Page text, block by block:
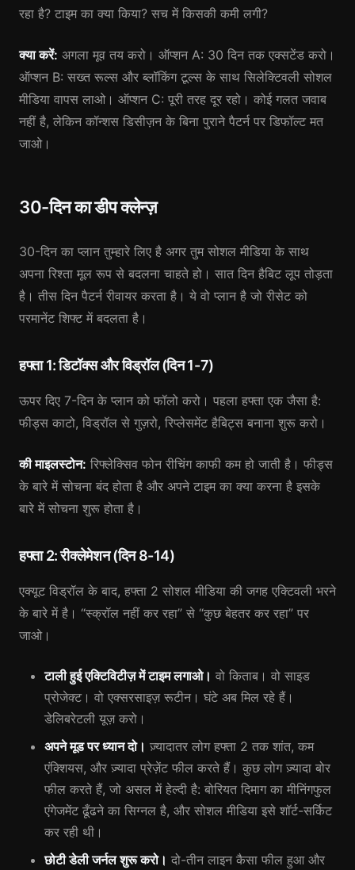
रहा है? टाइम का क्या किया? सच में किसकी कमी लगी?
क्या करें: अगला मूव तय करो। ऑप्शन A: 30 दिन तक एक्सटेंड करो।
ऑप्शन B: सख्त रूल्स और ब्लॉकिंग टूल्स के साथ सिलेक्टिवली सोशल
मीडिया वापस लाओ। ऑप्शन C: पूरी तरह दूर रहो। कोई गलत जवाब
नहीं है, लेकिन कॉन्शस डिसीज़न के बिना पुराने पैटर्न पर डिफॉल्ट मत
जाओ।
30-दिन का डीप क्लेन्ज़
30-दिन का प्लान तुम्हारे लिए है अगर तुम सोशल मीडिया के साथ
अपना रिश्ता मूल रूप से बदलना चाहते हो। सात दिन हैबिट लूप तोड़ता
है। तीस दिन पैटर्न रीवायर करता है। ये वो प्लान है जो रीसेट को
परमानेंट शिफ्ट में बदलता है।
हफ्ता 1: डिटॉक्स और विड्रॉल (दिन 1-7)
ऊपर दिए 7-दिन के प्लान को फॉलो करो। पहला हफ्ता एक जैसा है:
फीड्स काटो, विड्रॉल से गुज़रो, रिप्लेसमेंट हैबिट्स बनाना शुरू करो।
की माइलस्टोन: रिफ्लेक्सिव फोन रीचिंग काफी कम हो जाती है। फीड्स
के बारे में सोचना बंद होता है और अपने टाइम का क्या करना है इसके
बारे में सोचना शुरू होता है।
हफ्ता 2: रीक्लेमेशन (दिन 8-14)
एक्यूट विड्रॉल के बाद, हफ्ता 2 सोशल मीडिया की जगह एक्टिवली भरने
के बारे में है। “स्क्रॉल नहीं कर रहा” से “कुछ बेहतर कर रहा” पर
जाओ।
टाली हुई एक्टिविटीज़ में टाइम लगाओ। वो किताब। वो साइड
प्रोजेक्ट। वो एक्सरसाइज़ रूटीन। घंटे अब मिल रहे हैं।
डेलिबरेटली यूज़ करो।
अपने मूड पर ध्यान दो। ज़्यादातर लोग हफ्ता 2 तक शांत, कम
एंक्शियस, और ज़्यादा प्रेज़ेंट फील करते हैं। कुछ लोग ज़्यादा बोर
फील करते हैं, जो असल में हेल्दी है: बोरियत दिमाग का मीनिंगफुल
एंगेजमेंट ढूँढने का सिग्नल है, और सोशल मीडिया इसे शॉर्ट-सर्किट
कर रही थी।
छोटी डेली जर्नल शुरू करो। दो-तीन लाइन कैसा फील हुआ और